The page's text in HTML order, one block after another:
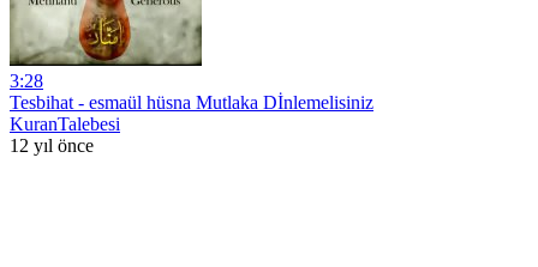
3:28
Tesbihat - esmaül hüsna Mutlaka Dİnlemelisiniz
KuranTalebesi
12 yıl önce